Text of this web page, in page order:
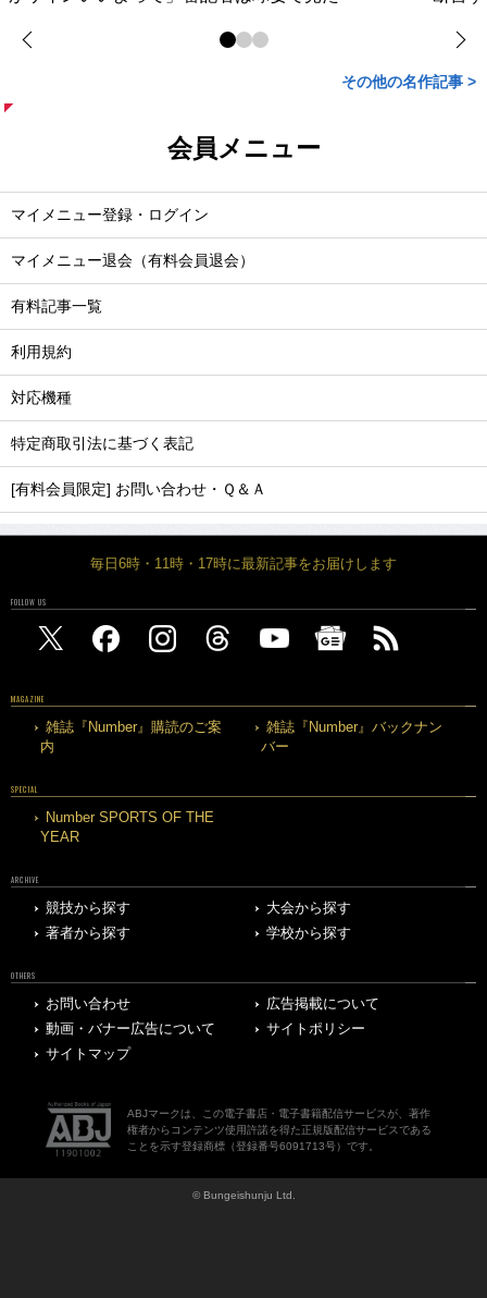
その他の名作記事 >
会員メニュー
マイメニュー登録・ログイン
マイメニュー退会（有料会員退会）
有料記事一覧
利用規約
対応機種
特定商取引法に基づく表記
[有料会員限定] お問い合わせ・Ｑ＆Ａ
毎日6時・11時・17時に最新記事をお届けします
FOLLOW US
MAGAZINE
雑誌『Number』購読のご案
内
雑誌『Number』バックナン
バー
SPECIAL
Number SPORTS OF THE
YEAR
ARCHIVE
競技から探す
大会から探す
著者から探す
学校から探す
OTHERS
お問い合わせ
広告掲載について
動画・バナー広告について
サイトポリシー
サイトマップ
ABJマークは、この電子書店・電子書籍配信サービスが、著作
権者からコンテンツ使用許諾を得た正規版配信サービスである
ことを示す登録商標（登録番号6091713号）です。
© Bungeishunju Ltd.